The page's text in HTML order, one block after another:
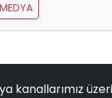
kanallarımız